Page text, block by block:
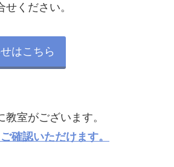
ください。
はこちら
室がございます。
確認いただけます。